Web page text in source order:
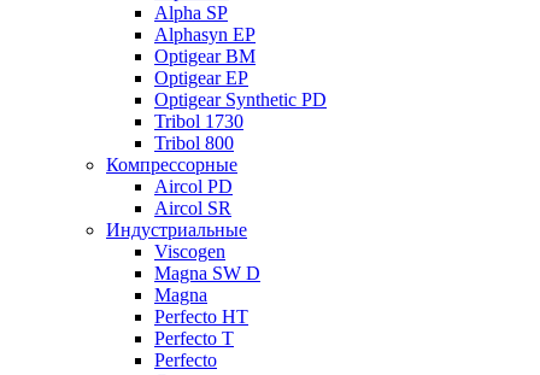
Alpha SP
Alphasyn EP
Optigear BM
Optigear EP
Optigear Synthetic PD
Tribol 1730
Tribol 800
Компрессорные
Aircol PD
Aircol SR
Индустриальные
Viscogen
Magna SW D
Magna
Perfecto HT
Perfecto T
Perfecto